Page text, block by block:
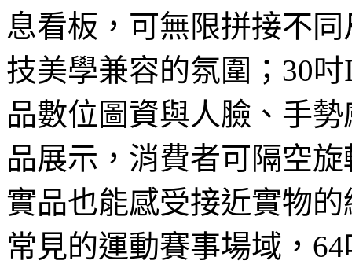
息看板，可無限拼接不
技美學兼容的氛圍；30
品數位圖資與人臉、手
品展示，消費者可隔空
實品也能感受接近實物
常見的運動賽事場域，